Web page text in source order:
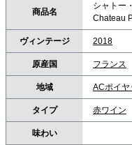
商品名
シャトー
Chateau
ヴィンテージ 2018
原産国 フランス
地域 ACポイヤ
タイプ 赤ワイン
味わい